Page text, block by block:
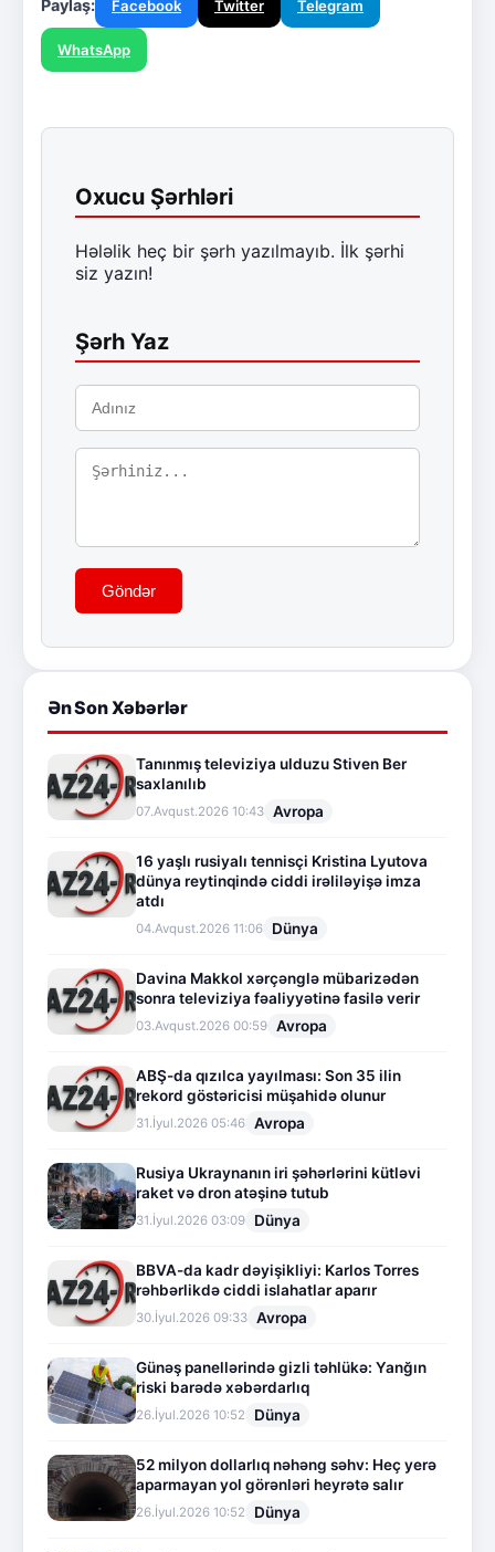
Paylaş: Facebook Twitter Telegram
WhatsApp
Oxucu Şərhləri
Hələlik heç bir şərh yazılmayıb. İlk şərhi
siz yazın!
Şərh Yaz
Göndər
Ən Son Xəbərlər
Tanınmış televiziya ulduzu Stiven Ber
saxlanılıb
07.Avqust.2026 10:43 Avropa
16 yaşlı rusiyalı tennisçi Kristina Lyutova
dünya reytinqində ciddi irəliləyişə imza
atdı
04.Avqust.2026 11:06 Dünya
Davina Makkol xərçənglə mübarizədən
sonra televiziya fəaliyyətinə fasilə verir
03.Avqust.2026 00:59 Avropa
ABŞ-da qızılca yayılması: Son 35 ilin
rekord göstəricisi müşahidə olunur
31.İyul.2026 05:46 Avropa
Rusiya Ukraynanın iri şəhərlərini kütləvi
raket və dron atəşinə tutub
31.İyul.2026 03:09 Dünya
BBVA-da kadr dəyişikliyi: Karlos Torres
rəhbərlikdə ciddi islahatlar aparır
30.İyul.2026 09:33 Avropa
Günəş panellərində gizli təhlükə: Yanğın
riski barədə xəbərdarlıq
26.İyul.2026 10:52 Dünya
52 milyon dollarlıq nəhəng səhv: Heç yerə
aparmayan yol görənləri heyrətə salır
26.İyul.2026 10:52 Dünya